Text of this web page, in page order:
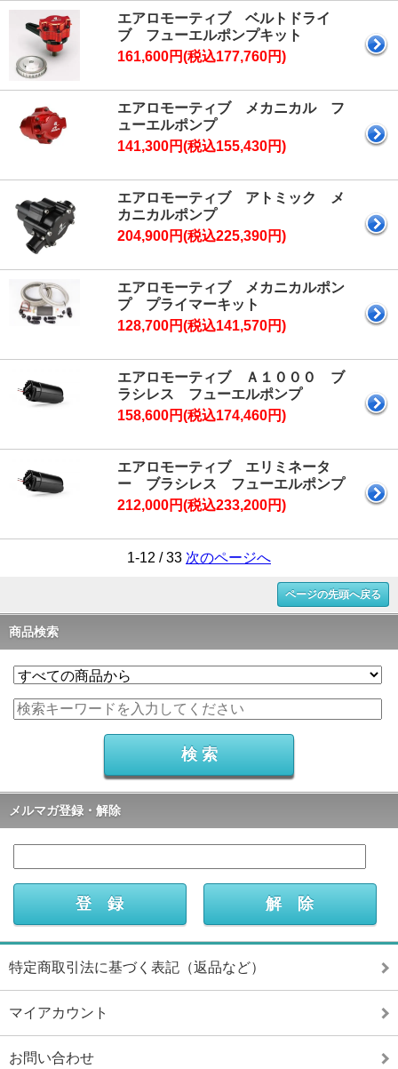
エアロモーティブ ベルトドライ
ブ フューエルポンプキット
161,600円(税込177,760円)
エアロモーティブ メカニカル フ
ューエルポンプ
141,300円(税込155,430円)
エアロモーティブ アトミック メ
カニカルポンプ
204,900円(税込225,390円)
エアロモーティブ メカニカルポン
プ プライマーキット
128,700円(税込141,570円)
エアロモーティブ Ａ１０００ ブ
ラシレス フューエルポンプ
158,600円(税込174,460円)
エアロモーティブ エリミネータ
ー ブラシレス フューエルポンプ
212,000円(税込233,200円)
1-12 / 33 次のページへ
ページの先頭へ戻る
商品検索
メルマガ登録・解除
特定商取引法に基づく表記（返品など）
マイアカウント
お問い合わせ